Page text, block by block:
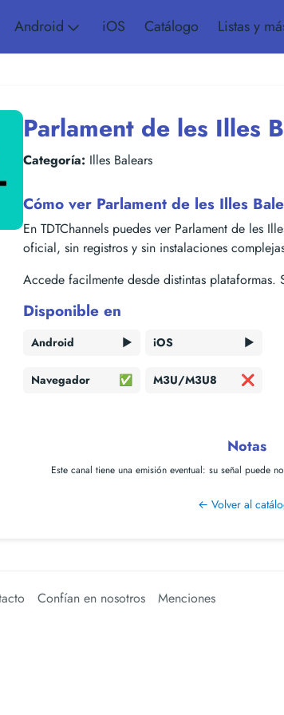
Android iOS Catálogo Listas y
Parlament de les Illes
Categoría: Illes Balears
Cómo ver Parlament de les Illes
En TDTChannels puedes ver Parlament de les
oficial, sin registros y sin instalaciones
Accede facilmente desde distintas
Disponible en
Android ▶️ iOS ▶️
Navegador ✅ M3U/M3U8 ❌
Notas
Este canal tiene una emisión eventual: su señal puede
← Volver al
Confían en nosotros Menciones